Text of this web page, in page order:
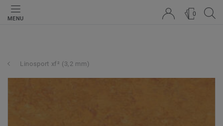
MENU
0
Linosport xf² (3,2 mm)